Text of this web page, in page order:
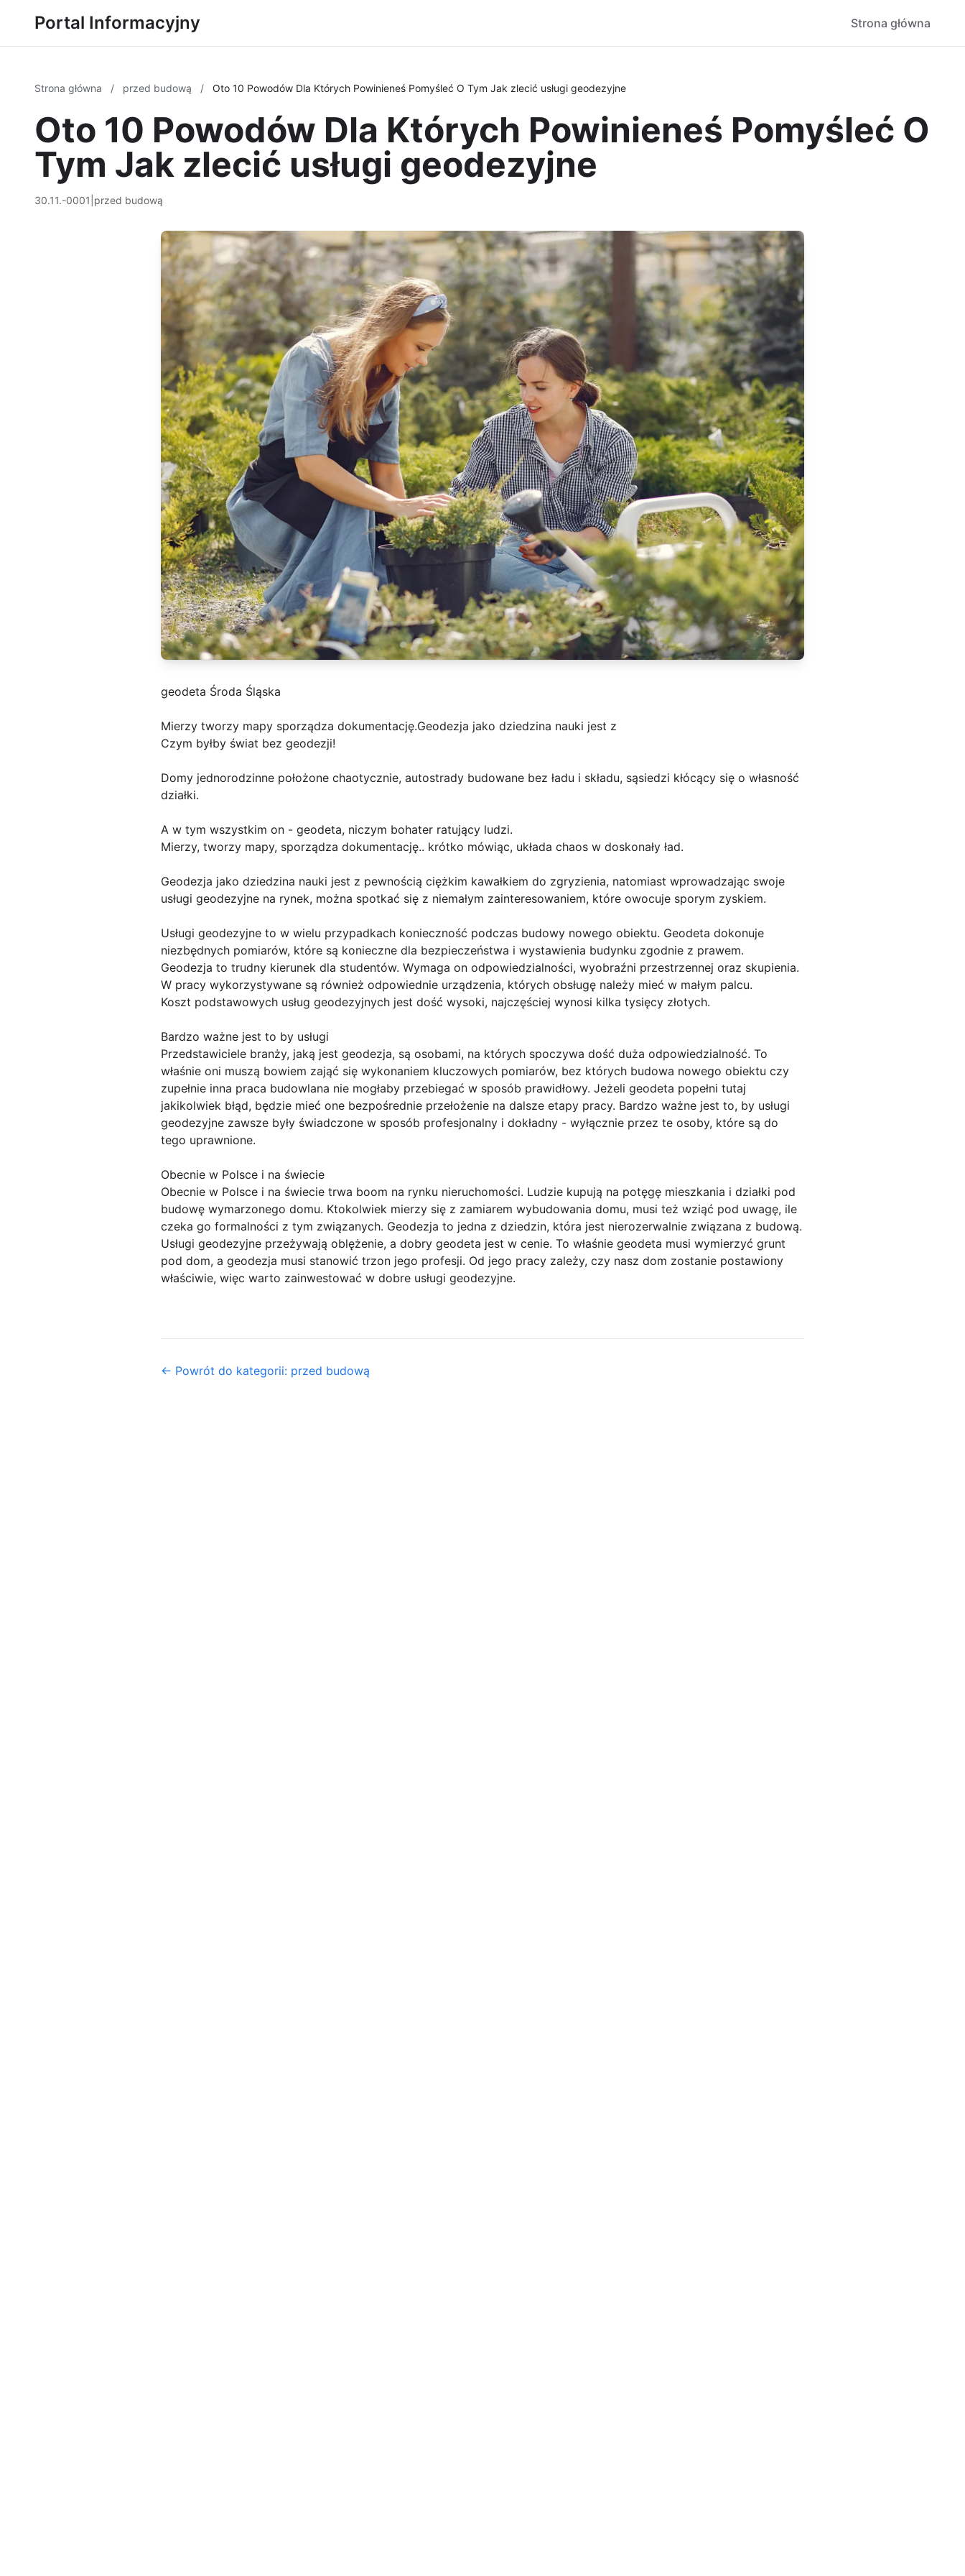
Portal Informacyjny Strona główna
Strona główna / przed budową / Oto 10 Powodów Dla Których Powinieneś Pomyśleć O Tym Jak zlecić usługi geodezyjne
Oto 10 Powodów Dla Których Powinieneś Pomyśleć O
Tym Jak zlecić usługi geodezyjne
30.11.-0001 przed budową
geodeta Środa Śląska
Mierzy tworzy mapy sporządza dokumentację.Geodezja jako dziedzina nauki jest z
Czym byłby świat bez geodezji!
Domy jednorodzinne położone chaotycznie, autostrady budowane bez ładu i składu, sąsiedzi kłócący się o własność
działki.
A w tym wszystkim on - geodeta, niczym bohater ratujący ludzi.
Mierzy, tworzy mapy, sporządza dokumentację.. krótko mówiąc, układa chaos w doskonały ład.
Geodezja jako dziedzina nauki jest z pewnością ciężkim kawałkiem do zgryzienia, natomiast wprowadzając swoje
usługi geodezyjne na rynek, można spotkać się z niemałym zainteresowaniem, które owocuje sporym zyskiem.
Usługi geodezyjne to w wielu przypadkach konieczność podczas budowy nowego obiektu. Geodeta dokonuje
niezbędnych pomiarów, które są konieczne dla bezpieczeństwa i wystawienia budynku zgodnie z prawem.
Geodezja to trudny kierunek dla studentów. Wymaga on odpowiedzialności, wyobraźni przestrzennej oraz skupienia.
W pracy wykorzystywane są również odpowiednie urządzenia, których obsługę należy mieć w małym palcu.
Koszt podstawowych usług geodezyjnych jest dość wysoki, najczęściej wynosi kilka tysięcy złotych.
Bardzo ważne jest to by usługi
Przedstawiciele branży, jaką jest geodezja, są osobami, na których spoczywa dość duża odpowiedzialność. To
właśnie oni muszą bowiem zająć się wykonaniem kluczowych pomiarów, bez których budowa nowego obiektu czy
zupełnie inna praca budowlana nie mogłaby przebiegać w sposób prawidłowy. Jeżeli geodeta popełni tutaj
jakikolwiek błąd, będzie mieć one bezpośrednie przełożenie na dalsze etapy pracy. Bardzo ważne jest to, by usługi
geodezyjne zawsze były świadczone w sposób profesjonalny i dokładny - wyłącznie przez te osoby, które są do
tego uprawnione.
Obecnie w Polsce i na świecie
Obecnie w Polsce i na świecie trwa boom na rynku nieruchomości. Ludzie kupują na potęgę mieszkania i działki pod
budowę wymarzonego domu. Ktokolwiek mierzy się z zamiarem wybudowania domu, musi też wziąć pod uwagę, ile
czeka go formalności z tym związanych. Geodezja to jedna z dziedzin, która jest nierozerwalnie związana z budową.
Usługi geodezyjne przeżywają oblężenie, a dobry geodeta jest w cenie. To właśnie geodeta musi wymierzyć grunt
pod dom, a geodezja musi stanowić trzon jego profesji. Od jego pracy zależy, czy nasz dom zostanie postawiony
właściwie, więc warto zainwestować w dobre usługi geodezyjne.
← Powrót do kategorii: przed budową